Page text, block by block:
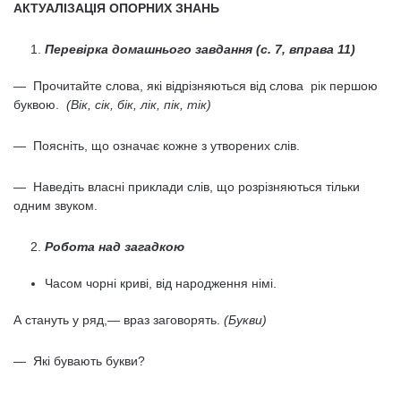
АКТУАЛІЗАЦІЯ ОПОРНИХ ЗНАНЬ
Перевірка домашнього завдання (с. 7, вправа 11)
— Прочитайте слова, які відрізняються від слова рік першою
буквою. (Вік, сік, бік, лік, пік, тік)
— Поясніть, що означає кожне з утворених слів.
— Наведіть власні приклади слів, що розрізняються тільки
одним звуком.
Робота над загадкою
Часом чорні криві, від народження німі.
А стануть у ряд,— враз заговорять. (Букви)
— Які бувають букви?